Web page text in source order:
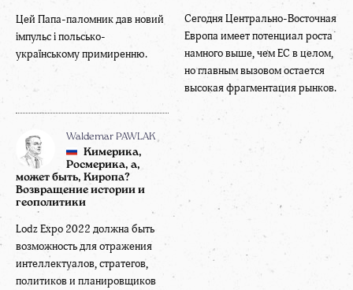
Цей Папа-паломник дав новий
імпульс і польсько-
українському примиренню.
Сегодня Центрально-Восточная
Европа имеет потенциал роста
намного выше, чем ЕС в целом,
но главным вызовом остается
высокая фрагментация рынков.
Waldemar PAWLAK
Кимерика,
Росмерика, а,
может быть, Киропа?
Возвращение истории и
геополитики
Lodz Expo 2022 должна быть
возможность для отражения
интеллектуалов, стратегов,
политиков и планировщиков